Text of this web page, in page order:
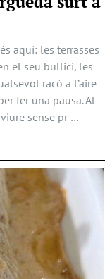
aquí: les terrasses
el seu bullici, les
racó a l’aire
fer una pausa. Al
sense pr …